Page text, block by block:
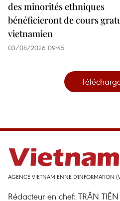
des minorités ethniques
bénéficieront de cours
vietnamien
03/08/2026 09:45
AGENCE VIETNAMIENNE D'INFORMATION
Rédacteur en chef: TRÂN